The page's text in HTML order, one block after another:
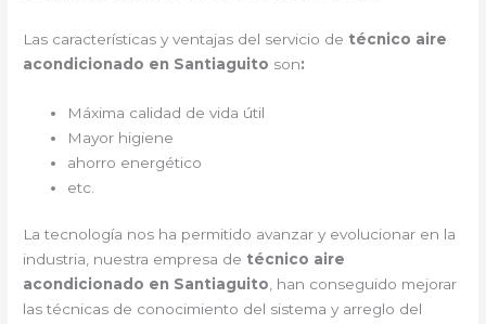
Las características y ventajas del servicio de técnico aire
acondicionado en Santiaguito son:
Máxima calidad de vida útil
Mayor higiene
ahorro energético
etc.
La tecnología nos ha permitido avanzar y evolucionar en la
industria, nuestra empresa de técnico aire
acondicionado en Santiaguito, han conseguido mejorar
las técnicas de conocimiento del sistema y arreglo del